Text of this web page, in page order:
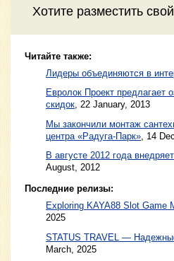
Хотите разместить
Читайте также:
Лидеры объединяются в
Евролок Проект предлагает
скидок, 22 January, 2013
Мы закончили монтаж
центра «Радуга-Парк» 14
В августе 2012 года
August, 2012
Последние релизы:
Exploring KAYA88 Slot Game
2025
STATUS TRAVEL —
March, 2025